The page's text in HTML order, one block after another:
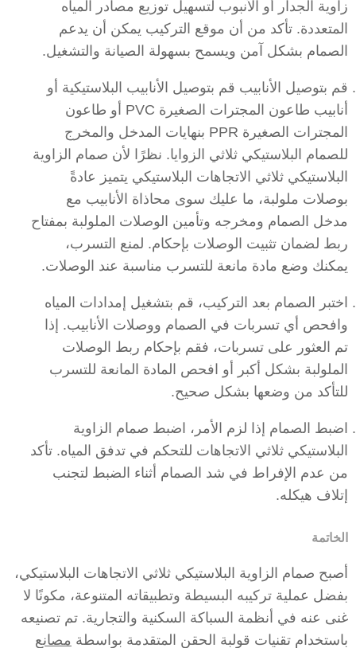
زاوية الجدار أو الأنبوب لتسهيل توزيع مصادر المياه
المتعددة. تأكد من أن موقع التركيب يمكن أن يدعم
الصمام بشكل آمن ويسمح بسهولة الصيانة والتشغيل.
قم بتوصيل الأنابيب قم بتوصيل الأنابيب البلاستيكية أو
أنابيب طاعون المجترات الصغيرة PVC أو طاعون
المجترات الصغيرة PPR بنهايات المدخل والمخرج
للصمام البلاستيكي ثلاثي الزوايا. نظرًا لأن صمام الزاوية
البلاستيكي ثلاثي الاتجاهات البلاستيكي يتميز عادةً
بوصلات ملولبة، ما عليك سوى محاذاة الأنابيب مع
مدخل الصمام ومخرجه وتأمين الوصلات الملولبة بمفتاح
ربط لضمان تثبيت الوصلات بإحكام. لمنع التسرب،
يمكنك وضع مادة مانعة للتسرب مناسبة عند الوصلات.
اختبر الصمام بعد التركيب، قم بتشغيل إمدادات المياه
وافحص أي تسربات في الصمام ووصلات الأنابيب. إذا
تم العثور على تسربات، فقم بإحكام ربط الوصلات
الملولبة بشكل أكبر أو افحص المادة المانعة للتسرب
للتأكد من وضعها بشكل صحيح.
اضبط الصمام إذا لزم الأمر، اضبط صمام الزاوية
البلاستيكي ثلاثي الاتجاهات للتحكم في تدفق المياه. تأكد
من عدم الإفراط في شد الصمام أثناء الضبط لتجنب
إتلاف هيكله.
الخاتمة
أصبح صمام الزاوية البلاستيكي ثلاثي الاتجاهات البلاستيكي،
بفضل عملية تركيبه البسيطة وتطبيقاته المتنوعة، مكونًا لا
غنى عنه في أنظمة السباكة السكنية والتجارية. تم تصنيعه
باستخدام تقنيات قولبة الحقن المتقدمة بواسطة مصانع